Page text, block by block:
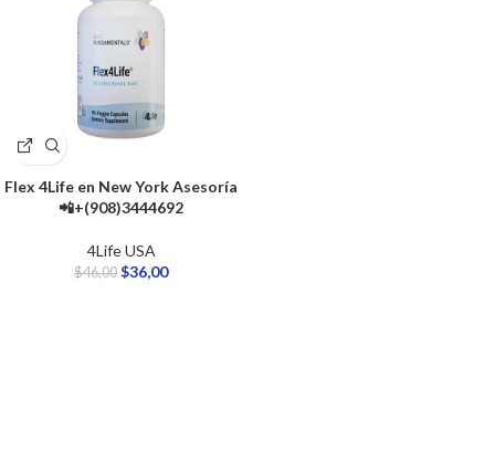
Flex 4Life en New York Asesoría
📲+(908)3444692
4Life USA
$46,00 $36,00